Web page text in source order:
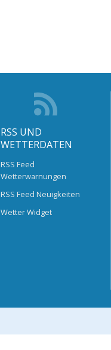
RSS UND
WETTERDATEN
RSS Feed
Wetterwarnungen
RSS Feed Neuigkeiten
Wetter Widget